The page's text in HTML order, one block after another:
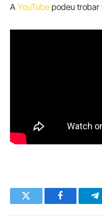
A YouTube podeu trobar
Twitter Facebook